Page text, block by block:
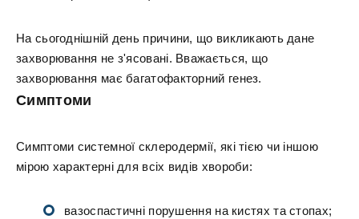
На сьогоднішній день причини, що викликають дане
захворювання не з'ясовані. Вважається, що
захворювання має багатофакторний генез.
Симптоми
Симптоми системної склеродермії, які тією чи іншою
мірою характерні для всіх видів хвороби:
вазоспастичні порушення на кистях та стопах;